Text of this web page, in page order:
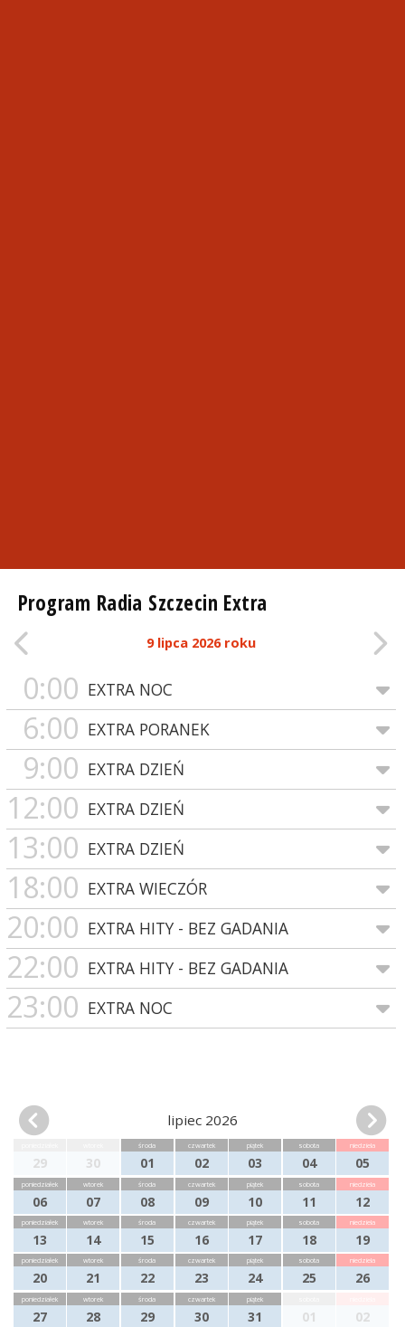
Program Radia Szczecin Extra
9 lipca 2026 roku
0:00 EXTRA NOC
6:00 EXTRA PORANEK
9:00 EXTRA DZIEŃ
12:00 EXTRA DZIEŃ
13:00 EXTRA DZIEŃ
18:00 EXTRA WIECZÓR
20:00 EXTRA HITY - BEZ GADANIA
22:00 EXTRA HITY - BEZ GADANIA
23:00 EXTRA NOC
lipiec 2026
29 30
środa
01
czwartek
02
piątek
03
sobota
04
niedziela
05
poniedziałek
06
wtorek
07
środa
08
czwartek
09
piątek
10
sobota
11
niedziela
12
poniedziałek
13
wtorek
14
środa
15
czwartek
16
piątek
17
sobota
18
niedziela
19
poniedziałek
20
wtorek
21
środa
22
czwartek
23
piątek
24
sobota
25
niedziela
26
poniedziałek
27
wtorek
28
środa
29
czwartek
30
piątek
31 01 02